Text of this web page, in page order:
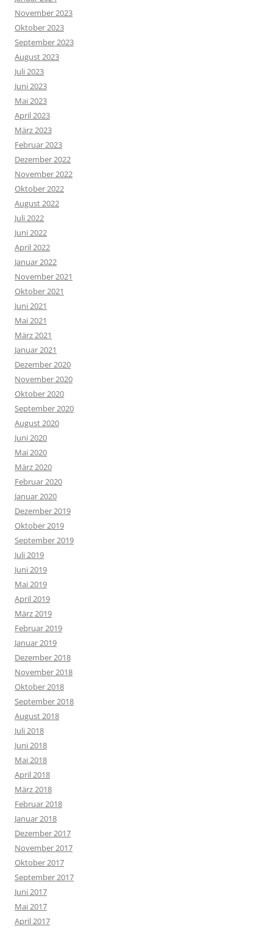
November 2023
Oktober 2023
September 2023
August 2023
Juli 2023
Juni 2023
Mai 2023
April 2023
März 2023
Februar 2023
Dezember 2022
November 2022
Oktober 2022
August 2022
Juli 2022
Juni 2022
April 2022
Januar 2022
November 2021
Oktober 2021
Juni 2021
Mai 2021
März 2021
Januar 2021
Dezember 2020
November 2020
Oktober 2020
September 2020
August 2020
Juni 2020
Mai 2020
März 2020
Februar 2020
Januar 2020
Dezember 2019
Oktober 2019
September 2019
Juli 2019
Juni 2019
Mai 2019
April 2019
März 2019
Februar 2019
Januar 2019
Dezember 2018
November 2018
Oktober 2018
September 2018
August 2018
Juli 2018
Juni 2018
Mai 2018
April 2018
März 2018
Februar 2018
Januar 2018
Dezember 2017
November 2017
Oktober 2017
September 2017
Juni 2017
Mai 2017
April 2017